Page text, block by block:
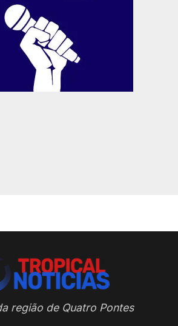
região de Quatro Pontes